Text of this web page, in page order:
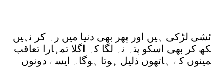
لڑکی ہیں اور پھر بھی دنیا میں رہ کر نہیں
بھی اسکو پتہ نہ لگا کہ اگلا تمہارا تعاقب
کے ہاتھوں ذلیل ہوتا ہوگا۔ ایسے دونوں